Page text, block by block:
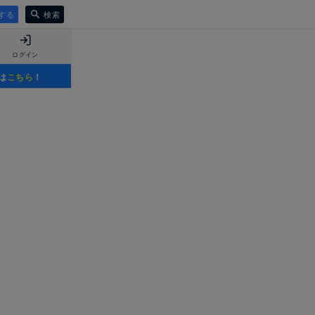
る 検索
ログイン
こちら ！